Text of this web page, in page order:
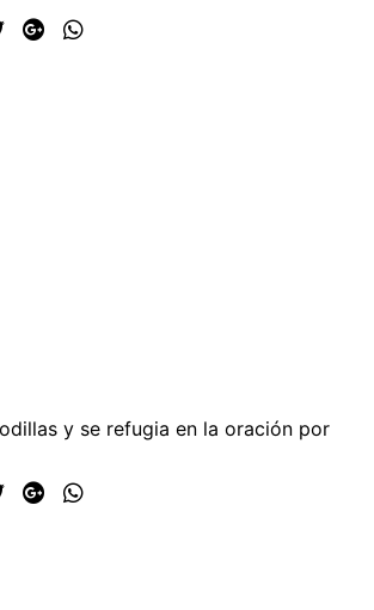
y se refugia en la oración por